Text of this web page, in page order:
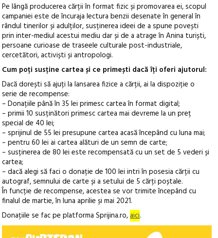
Pe lângă producerea cărții în format fizic și promovarea ei, scopul
campaniei este de încuraja lectura benzii desenate în general în
rândul tinerilor și adulților, susținerea ideei de a spune povești
prin inter-mediul acestui mediu dar și de a atrage în Anina turiști,
persoane curioase de traseele culturale post-industriale,
cercetători, activiști și antropologi.
Cum poți susține cartea și ce primești dacă îți oferi ajutorul:
Dacă dorești să ajuți la lansarea fizice a cărții, ai la dispoziție o
serie de recompense:
– Donațiile până în 35 lei primesc cartea în format digital;
– primii 10 susținători primesc cartea mai devreme la un preț
special de 40 lei;
– sprijinul de 55 lei presupune cartea acasă începând cu luna mai;
– pentru 60 lei ai cartea alături de un semn de carte;
– susținerea de 80 lei este recompensată cu un set de 5 vederi și
cartea;
– dacă alegi să faci o donație de 100 lei intri în posesia cărții cu
autograf, semnului de carte și a setului de 5 cărți poștale.
În funcție de recompense, acestea se vor trimite începând cu
finalul de martie, în luna aprilie și mai 2021.
Donațiile se fac pe platforma Sprijina.ro,aici.